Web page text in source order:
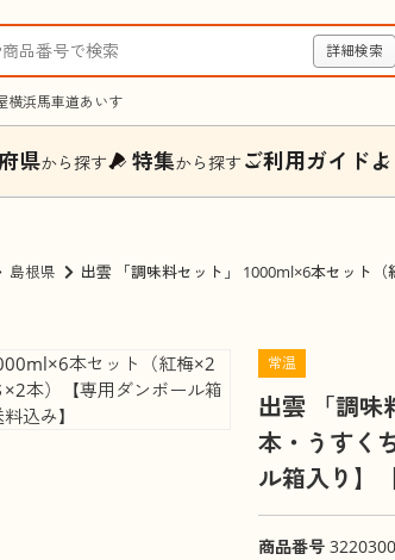
詳細検索
横浜馬車道あいす
県から探す 特集から探す ご利用ガイド
島根県
出雲 「調味料セット」 1000ml×6本セット
常温
出雲 「調味
本・うすく
ル箱入り】
商品番号